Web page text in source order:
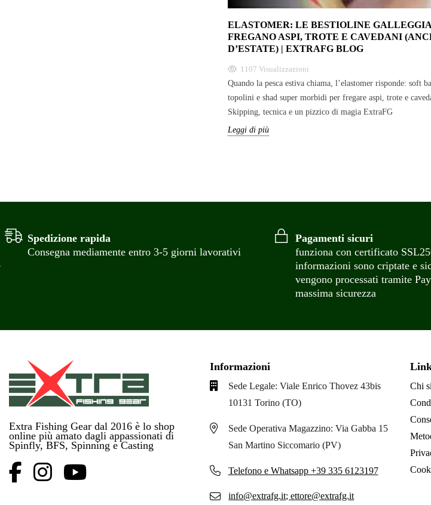
ELASTOMER: LE BESTIOLINE
FREGANO ASPI, TROTE E CAVEDANI
D’ESTATE) | EXTRAFG BLOG
1107 Visualizzazioni
Quando la pesca estiva chiama, l’elastomer risponde: soft
topolini e shad super morbidi per fregare aspi, trote e
Skipping, tecnica e un pizzico di magia ExtraFG
Leggi di più
Spedizione rapida
Consegna mediamente entro 3-5 giorni lavorativi
Pagamenti sicuri
funziona con certificato
informazioni sono criptate e
vengono processati tramite
massima sicurezza
Extra Fishing Gear dal 2016 è lo shop
online più amato dagli appassionati di
Spinfly, BFS, Spinning e Casting
Informazioni
Sede Legale: Viale Enrico Thovez 43bis
10131 Torino (TO)
Sede Operativa Magazzino: Via Gabba 15
San Martino Siccomario (PV)
Telefono e Whatsapp +39 335 6123197
info@extrafg.it; ettore@extrafg.it
Chi